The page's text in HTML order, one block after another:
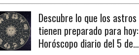
diario del 6 de agosto de
2026
Descubre lo que los astros
tienen preparado para hoy:
Horóscopo diario del 5 de